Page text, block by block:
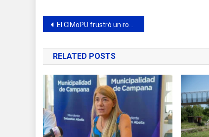
Navegación
de
entradas
El CIMoPU frustró un robo y capturó al ladrón
RELATED POSTS